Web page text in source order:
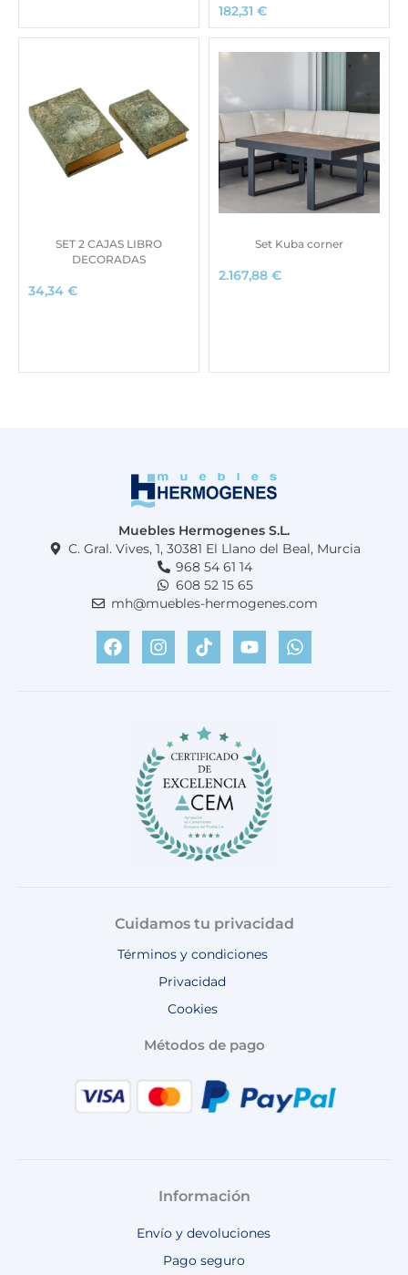
182,31 €
SET 2 CAJAS LIBRO
DECORADAS
34,34 €
Set Kuba corner
2.167,88 €
Muebles Hermogenes S.L.
C. Gral. Vives, 1, 30381 El Llano del Beal, Murcia
968 54 61 14
608 52 15 65
mh@muebles-hermogenes.com
F
a
c
I
n
s
a
m
T
i
k
Y
o
u
W
h
a
Cuidamos tu privacidad
Términos y condiciones
Privacidad
Cookies
Métodos de pago
Información
Envío y devoluciones
Pago seguro